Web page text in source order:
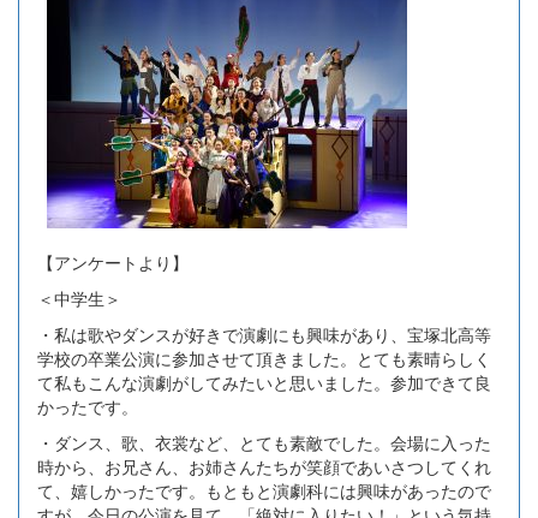
【アンケートより】
＜中学生＞
・私は歌やダンスが好きで演劇にも興味があり、宝塚北高等
学校の卒業公演に参加させて頂きました。とても素晴らしく
て私もこんな演劇がしてみたいと思いました。参加できて良
かったです。
・ダンス、歌、衣裳など、とても素敵でした。会場に入った
時から、お兄さん、お姉さんたちが笑顔であいさつしてくれ
て、嬉しかったです。もともと演劇科には興味があったので